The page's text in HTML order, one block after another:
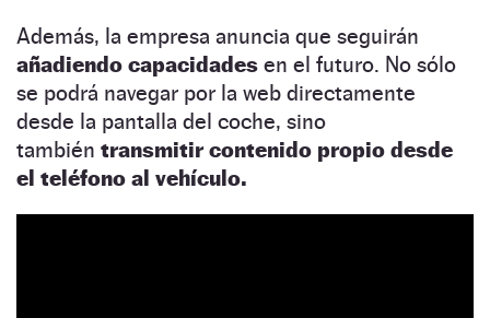
Además, la empresa anuncia que seguirán
añadiendo capacidades en el futuro. No sólo
se podrá navegar por la web directamente
desde la pantalla del coche, sino
también transmitir contenido propio desde
el teléfono al vehículo.